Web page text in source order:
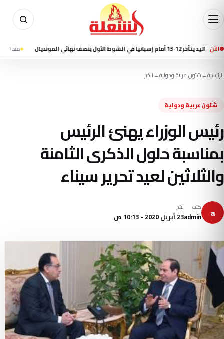
الآن
نهائي المونديال منذ 19 ساعة مقتل 7 أشخاص في إطلاق نار بمدرسة شمال بانكوك وانتحار الطالب المشتبه به
الرئيسية←شئون عربية ودولية←الخبر
شئون عربية ودولية
رئيس الوزراء يهنئ الرئيس
بمناسبة حلول الذكرى الثامنة
والثلاثين لعيد تحرير سيناء
a كتب
admin
نُشر
23 أبريل 2020 - 10:13 ص